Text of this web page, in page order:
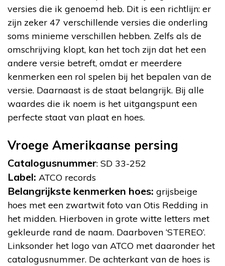
versies die ik genoemd heb. Dit is een richtlijn: er
zijn zeker 47 verschillende versies die onderling
soms minieme verschillen hebben. Zelfs als de
omschrijving klopt, kan het toch zijn dat het een
andere versie betreft, omdat er meerdere
kenmerken een rol spelen bij het bepalen van de
versie. Daarnaast is de staat belangrijk. Bij alle
waardes die ik noem is het uitgangspunt een
perfecte staat van plaat en hoes.
Vroege Amerikaanse persing
Catalogusnummer: SD 33-252
Label: ATCO records
Belangrijkste kenmerken hoes: grijsbeige
hoes met een zwartwit foto van Otis Redding in
het midden. Hierboven in grote witte letters met
gekleurde rand de naam. Daarboven ‘STEREO’.
Linksonder het logo van ATCO met daaronder het
catalogusnummer. De achterkant van de hoes is